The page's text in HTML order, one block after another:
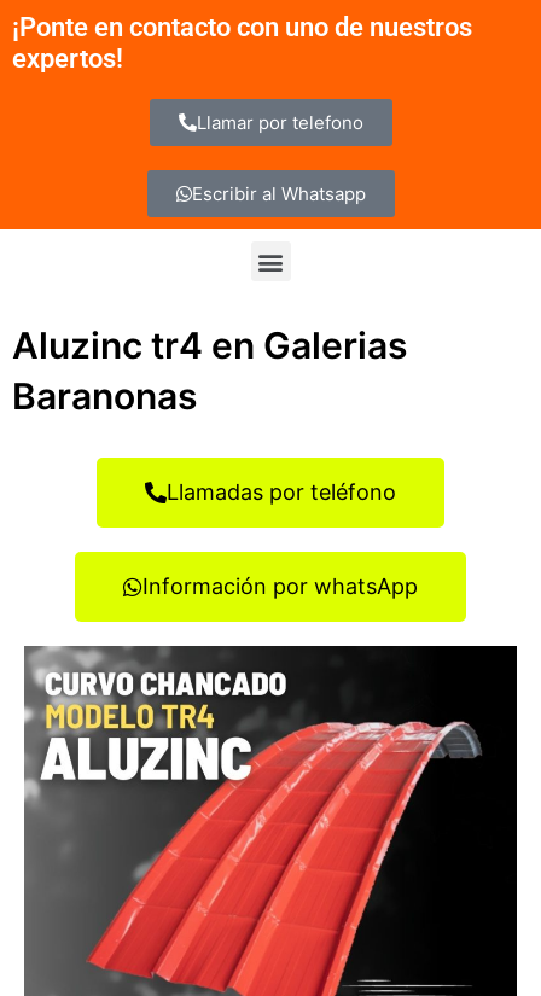
contenido
¡Ponte en contacto con uno de nuestros
expertos!
Llamar por telefono
Escribir al Whatsapp
Menu
Aluzinc tr4 en Galerias
Baranonas
Llamadas por teléfono
Información por whatsApp